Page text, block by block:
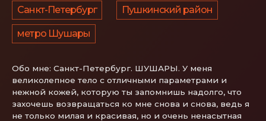
Санкт-Петербург Пушкинский район
метро Шушары
Обо мне: Санкт-Петербург. ШУШАРЫ. У меня
великолепное тело с отличными параметрами и
нежной кожей, которую ты запомнишь надолго, что
захочешь возвращаться ко мне снова и снова, ведь я
не только милая и красивая, но и очень ненасытная